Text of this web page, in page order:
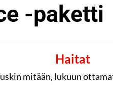
-paketti
Haitat
mitään, lukuun